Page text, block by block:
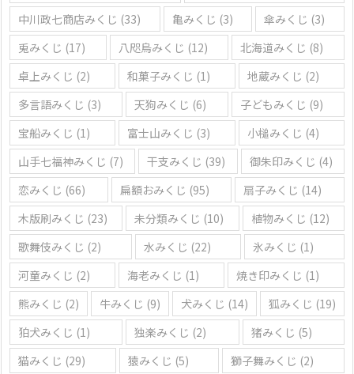
中川政七商店みくじ (33) 亀みくじ (3) 傘みくじ (3)
兎みくじ (17) 八咫烏みくじ (12) 北海道みくじ (8)
卓上みくじ (2) 和菓子みくじ (1) 地蔵みくじ (2)
多言語みくじ (3) 天狗みくじ (6) 子どもみくじ (9)
宝船みくじ (1) 富士山みくじ (3) 小槌みくじ (4)
山手七福神みくじ (7) 干支みくじ (39) 御朱印みくじ (4)
恋みくじ (66) 扁額おみくじ (95) 扇子みくじ (14)
木版刷みくじ (23) 未分類みくじ (10) 植物みくじ (12)
歌舞伎みくじ (2) 水みくじ (22) 氷みくじ (1)
河童みくじ (2) 海老みくじ (1) 焼き印みくじ (1)
熊みくじ (2) 牛みくじ (9) 犬みくじ (14) 狐みくじ (19)
狛犬みくじ (1) 独楽みくじ (2) 猪みくじ (5)
猫みくじ (29) 猿みくじ (5) 獅子舞みくじ (2)